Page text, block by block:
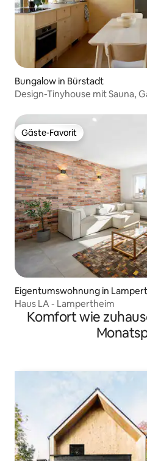
Bungalow in Bürstadt
Design-Tinyhouse mit Sauna,
Gäste-Favorit
Gäste-Favorit
Eigentumswohnung in
Haus LA - Lampertheim
Komfort wie